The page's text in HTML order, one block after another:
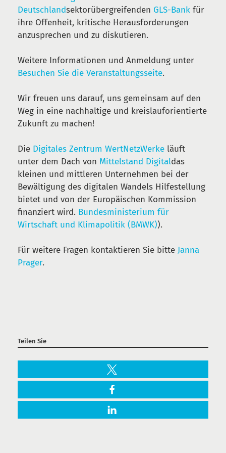
Deutschlandsektorübergreifenden GLS-Bank für
ihre Offenheit, kritische Herausforderungen
anzusprechen und zu diskutieren.
Weitere Informationen und Anmeldung unter
Besuchen Sie die Veranstaltungsseite.
Wir freuen uns darauf, uns gemeinsam auf den
Weg in eine nachhaltige und kreislauforientierte
Zukunft zu machen!
Die Digitales Zentrum WertNetzWerke läuft
unter dem Dach von Mittelstand Digitaldas
kleinen und mittleren Unternehmen bei der
Bewältigung des digitalen Wandels Hilfestellung
bietet und von der Europäischen Kommission
finanziert wird. Bundesministerium für
Wirtschaft und Klimapolitik (BMWK)).
Für weitere Fragen kontaktieren Sie bitte Janna
Prager.
Teilen Sie